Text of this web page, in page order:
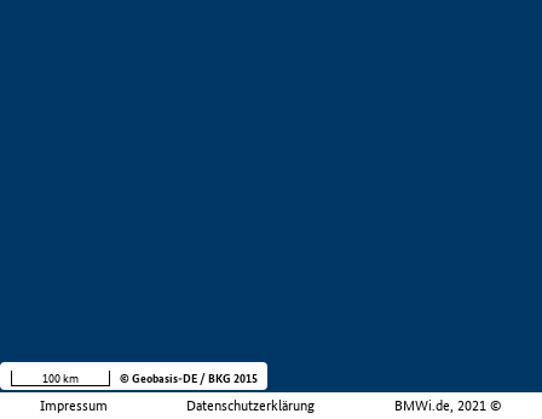
Impressum Datenschutzerklärung BMWi.de, 2021 ©
100 km © Geobasis-DE / BKG 2015